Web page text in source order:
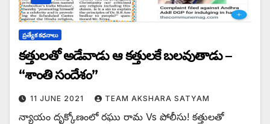
ప్రత్యేక కధనాలు
కత్తులతో అడేవాడు ఆ కత్తులకే బలవుతాడు –
“శాంతి సందేశం”
11 JUNE 2021 TEAM AKSHARA SATYAM
న్యాయం దృక్కోణంలో రఘు రామ Vs పోలీసు! కత్తులతో